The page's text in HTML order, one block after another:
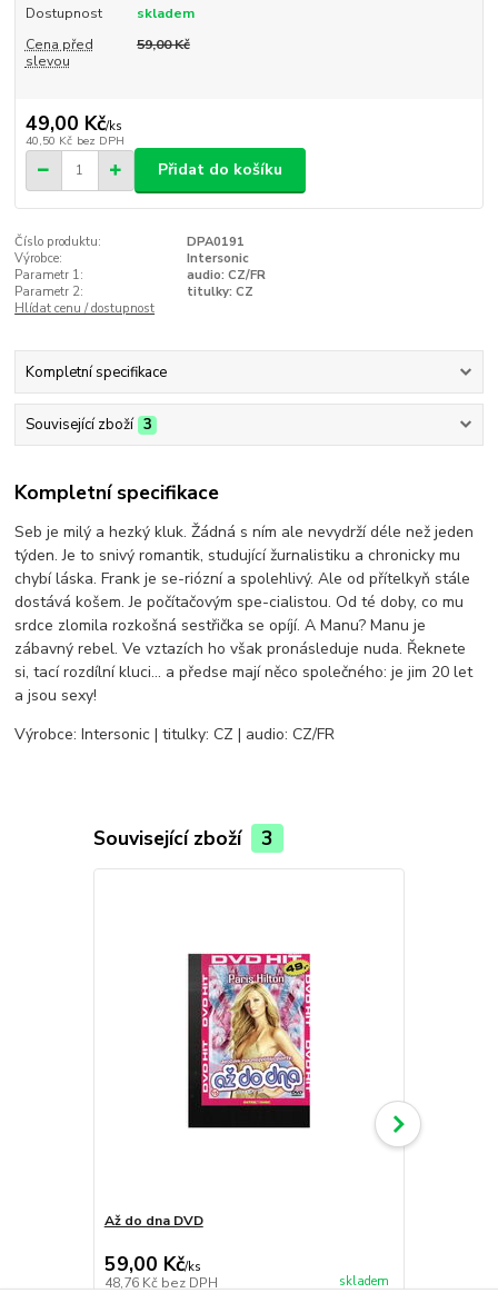
Dostupnost
skladem
Cena před
slevou
59,00 Kč
49,00 Kč/ks
40,50 Kč bez DPH
Přidat do košíku
Číslo produktu:
DPA0191
Výrobce:
Intersonic
Parametr 1:
audio: CZ/FR
Parametr 2:
titulky: CZ
Hlídat cenu / dostupnost
Kompletní specifikace
Související zboží 3
Kompletní specifikace
Seb je milý a hezký kluk. Žádná s ním ale nevydrží déle než jeden
týden. Je to snivý romantik, studující žurnalistiku a chronicky mu
chybí láska. Frank je se-riózní a spolehlivý. Ale od přítelkyň stále
dostává košem. Je počítačovým spe-cialistou. Od té doby, co mu
srdce zlomila rozkošná sestřička se opíjí. A Manu? Manu je
zábavný rebel. Ve vztazích ho však pronásleduje nuda. Řeknete
si, tací rozdílní kluci... a předse mají něco společného: je jim 20 let
a jsou sexy!
Výrobce: Intersonic | titulky: CZ | audio: CZ/FR
Související zboží 3
Až do dna DVD
59,00 Kč/ks
48,76 Kč bez DPH skladem